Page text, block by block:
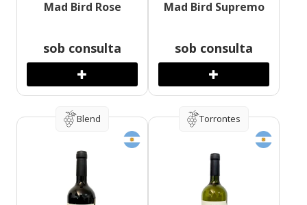
Mad Bird Rose
sob consulta
Mad Bird Supremo
sob consulta
Blend Torrontes